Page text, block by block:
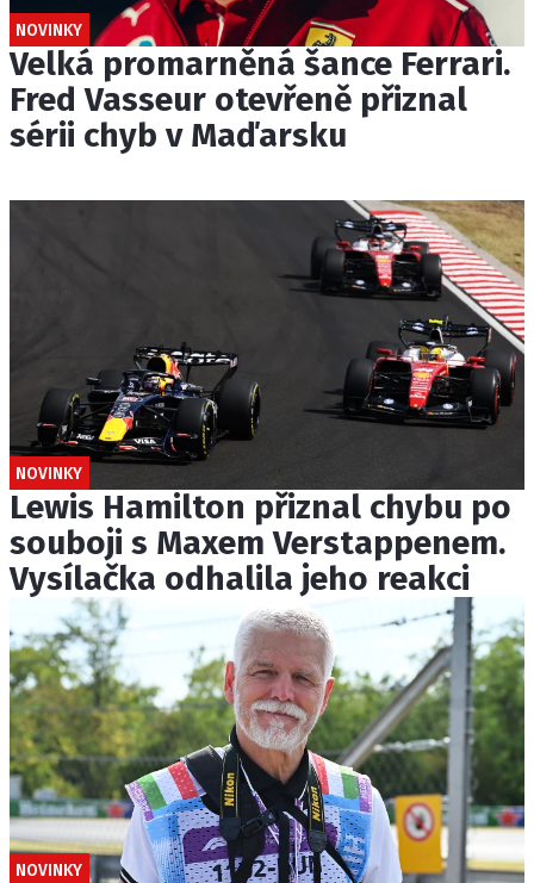
NOVINKY
Velká promarněná šance Ferrari.
Fred Vasseur otevřeně přiznal
sérii chyb v Maďarsku
NOVINKY
Lewis Hamilton přiznal chybu po
souboji s Maxem Verstappenem.
Vysílačka odhalila jeho reakci
NOVINKY